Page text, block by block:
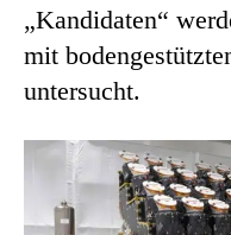
„Kandidaten“
mit
untersucht.